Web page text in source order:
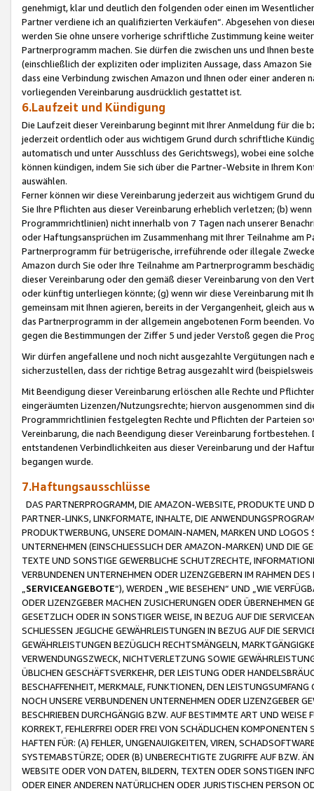
genehmigt, klar und deutlich den folgenden oder einen im
Partner verdiene ich an qualifizierten Verkäufen“. Abgesehen von
werden Sie ohne unsere vorherige schriftliche Zustimmung keine
Partnerprogramm machen. Sie dürfen die zwischen uns und Ihnen
(einschließlich der expliziten oder impliziten Aussage, dass Amazon
dass eine Verbindung zwischen Amazon und Ihnen oder einer
vorliegenden Vereinbarung ausdrücklich gestattet ist.
6.Laufzeit und Kündigung
Die Laufzeit dieser Vereinbarung beginnt mit Ihrer Anmeldung für die
jederzeit ordentlich oder aus wichtigem Grund durch schriftliche
automatisch und unter Ausschluss des Gerichtswegs), wobei eine
können kündigen, indem Sie sich über die Partner-Website in Ihrem
auswählen.
Ferner können wir diese Vereinbarung jederzeit aus wichtigem Grund
Sie Ihre Pflichten aus dieser Vereinbarung erheblich verletzen; (b)
Programmrichtlinien) nicht innerhalb von 7 Tagen nach unserer
oder Haftungsansprüchen im Zusammenhang mit Ihrer Teilnahme am
Partnerprogramm für betrügerische, irreführende oder illegale
Amazon durch Sie oder Ihre Teilnahme am Partnerprogramm
dieser Vereinbarung oder den gemäß dieser Vereinbarung von den
oder künftig unterliegen könnte; (g) wenn wir diese Vereinbarung mit
gemeinsam mit Ihnen agieren, bereits in der Vergangenheit, gleich
das Partnerprogramm in der allgemein angebotenen Form beenden.
gegen die Bestimmungen der Ziffer 5 und jeder Verstoß gegen die
Wir dürfen angefallene und noch nicht ausgezahlte Vergütungen
sicherzustellen, dass der richtige Betrag ausgezahlt wird
Mit Beendigung dieser Vereinbarung erlöschen alle Rechte und
eingeräumten Lizenzen/Nutzungsrechte; hiervon ausgenommen sind
Programmrichtlinien festgelegten Rechte und Pflichten der Parteien
Vereinbarung, die nach Beendigung dieser Vereinbarung
entstandenen Verbindlichkeiten aus dieser Vereinbarung und der
begangen wurde.
7.Haftungsausschlüsse
DAS PARTNERPROGRAMM, DIE AMAZON-WEBSITE, PRODUKTE UND
PARTNER-LINKS, LINKFORMATE, INHALTE, DIE
PRODUKTWERBUNG, UNSERE DOMAIN-NAMEN, MARKEN UND
UNTERNEHMEN (EINSCHLIESSLICH DER AMAZON-MARKEN) UND DIE
TEXTE UND SONSTIGE GEWERBLICHE SCHUTZRECHTE,
VERBUNDENEN UNTERNEHMEN ODER LIZENZGEBERN IM RAHMEN
SERVICEANGEBOTE“), WERDEN „WIE BESEHEN“ UND „WIE
ODER LIZENZGEBER MACHEN ZUSICHERUNGEN ODER ÜBERNEHMEN
GESETZLICH ODER IN SONSTIGER WEISE, IN BEZUG AUF DIE
SCHLIESSEN JEGLICHE GEWÄHRLEISTUNGEN IN BEZUG AUF DIE
GEWÄHRLEISTUNGEN BEZÜGLICH RECHTSMÄNGELN,
VERWENDUNGSZWECK, NICHTVERLETZUNG SOWIE
ÜBLICHEN GESCHÄFTSVERKEHR, DER LEISTUNG ODER
BESCHAFFENHEIT, MERKMALE, FUNKTIONEN, DEN
NOCH UNSERE VERBUNDENEN UNTERNEHMEN ODER LIZENZGEBER
BESCHRIEBEN DURCHGÄNGIG BZW. AUF BESTIMMTE ART UND
KORREKT, FEHLERFREI ODER FREI VON SCHÄDLICHEN
HAFTEN FÜR: (A) FEHLER, UNGENAUIGKEITEN, VIREN,
SYSTEMABSTÜRZE; ODER (B) UNBERECHTIGTE ZUGRIFFE AUF BZW.
WEBSITE ODER VON DATEN, BILDERN, TEXTEN ODER SONSTIGEN
ODER EINER ANDEREN NATÜRLICHEN ODER JURISTISCHEN PERSON